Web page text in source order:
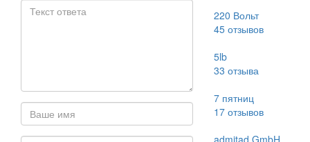
220 Вольт
45отзывов
5lb
33 отзыва
7 пятниц
17отзывов
admitad GmbH